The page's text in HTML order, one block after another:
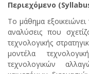
Περιεχόμενο
Το μάθημα εξοικειώνει
αναλύσεις που
τεχνολογικής
μοντέλα
τεχνολογικών